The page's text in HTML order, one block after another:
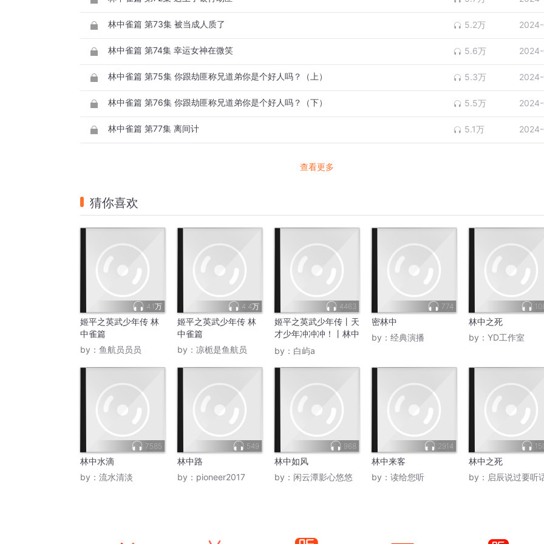
林中雀篇 第73集 被当成人质了 5.2万
林中雀篇 第74集 幸运女神在微笑 5.6万
林中雀篇 第75集 你跟劫匪称兄道弟你是个好人吗？（上） 5.3万
林中雀篇 第76集 你跟劫匪称兄道弟你是个好人吗？（下） 5.5万
林中雀篇 第77集 离间计 5.1万
查看更多
猜你喜欢
4.1万
姬平之英武少年传 林
中雀篇
by： 鱼航员员员
4.4万
姬平之英武少年传 林
中雀篇
by： 凉栀是鱼航员
4463
姬平之英武少年传丨天
才少年冲冲冲！丨林中
雀篇
by： 白屿a
774
密林中
by： 经典演播
林中之死
by： YD工作室
7585
林中水滴
by： 流水清淡
549
林中路
by： pioneer2017
968
林中如风
by： 闲云潭影心悠悠
2914
林中来客
by： 读给您听
林中之死
by： 启辰说过要听